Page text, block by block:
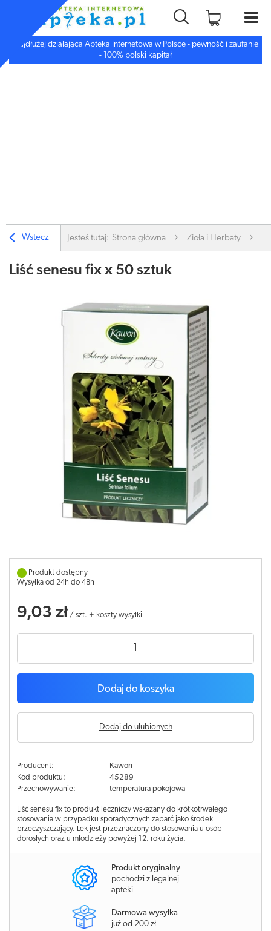
Najdłużej działająca Apteka internetowa w Polsce - pewność i zaufanie
- 100% polski kapitał
Wstecz Jesteś tutaj: Strona główna Zioła i Herbaty
Liść senesu fix x 50 sztuk
Produkt dostępny
Wysyłka od 24h do 48h
9,03 zł / szt. + koszty wysyłki
Dodaj do koszyka
Dodaj do ulubionych
Producent:
Kawon
Kod produktu:
45289
Przechowywanie:
temperatura pokojowa
Liść senesu fix to produkt leczniczy wskazany do krótkotrwałego
stosowania w przypadku sporadycznych zaparć jako środek
przeczyszczający. Lek jest przeznaczony do stosowania u osób
dorosłych oraz u młodzieży powyżej 12. roku życia.
Produkt oryginalny
pochodzi z legalnej
apteki
Darmowa wysyłka
już od 200 zł